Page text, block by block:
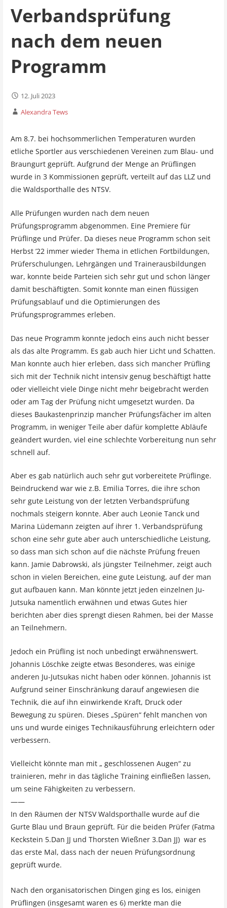
Verbandsprüfung
nach dem neuen
Programm
12. Juli 2023
Alexandra Tews
Am 8.7. bei hochsommerlichen Temperaturen wurden
etliche Sportler aus verschiedenen Vereinen zum Blau- und
Braungurt geprüft. Aufgrund der Menge an Prüflingen
wurde in 3 Kommissionen geprüft, verteilt auf das LLZ und
die Waldsporthalle des NTSV.
Alle Prüfungen wurden nach dem neuen
Prüfungsprogramm abgenommen. Eine Premiere für
Prüflinge und Prüfer. Da dieses neue Programm schon seit
Herbst ’22 immer wieder Thema in etlichen Fortbildungen,
Prüferschulungen, Lehrgängen und Trainerausbildungen
war, konnte beide Parteien sich sehr gut und schon länger
damit beschäftigten. Somit konnte man einen flüssigen
Prüfungsablauf und die Optimierungen des
Prüfungsprogrammes erleben.
Das neue Programm konnte jedoch eins auch nicht besser
als das alte Programm. Es gab auch hier Licht und Schatten.
Man konnte auch hier erleben, dass sich mancher Prüfling
sich mit der Technik nicht intensiv genug beschäftigt hatte
oder vielleicht viele Dinge nicht mehr beigebracht werden
oder am Tag der Prüfung nicht umgesetzt wurden. Da
dieses Baukastenprinzip mancher Prüfungsfächer im alten
Programm, in weniger Teile aber dafür komplette Abläufe
geändert wurden, viel eine schlechte Vorbereitung nun sehr
schnell auf.
Aber es gab natürlich auch sehr gut vorbereitete Prüflinge.
Beindruckend war wie z.B. Emilia Torres, die ihre schon
sehr gute Leistung von der letzten Verbandsprüfung
nochmals steigern konnte. Aber auch Leonie Tanck und
Marina Lüdemann zeigten auf ihrer 1. Verbandsprüfung
schon eine sehr gute aber auch unterschiedliche Leistung,
so dass man sich schon auf die nächste Prüfung freuen
kann. Jamie Dabrowski, als jüngster Teilnehmer, zeigt auch
schon in vielen Bereichen, eine gute Leistung, auf der man
gut aufbauen kann. Man könnte jetzt jeden einzelnen Ju-
Jutsuka namentlich erwähnen und etwas Gutes hier
berichten aber dies sprengt diesen Rahmen, bei der Masse
an Teilnehmern.
Jedoch ein Prüfling ist noch unbedingt erwähnenswert.
Johannis Löschke zeigte etwas Besonderes, was einige
anderen Ju-Jutsukas nicht haben oder können. Johannis ist
Aufgrund seiner Einschränkung darauf angewiesen die
Technik, die auf ihn einwirkende Kraft, Druck oder
Bewegung zu spüren. Dieses „Spüren“ fehlt manchen von
uns und wurde einiges Technikausführung erleichtern oder
verbessern.
Vielleicht könnte man mit „ geschlossenen Augen“ zu
trainieren, mehr in das tägliche Training einfließen lassen,
um seine Fähigkeiten zu verbessern.
——
In den Räumen der NTSV Waldsporthalle wurde auf die
Gurte Blau und Braun geprüft. Für die beiden Prüfer (Fatma
Keckstein 5.Dan JJ und Thorsten Wießner 3.Dan JJ) war es
das erste Mal, dass nach der neuen Prüfungsordnung
geprüft wurde.
Nach den organisatorischen Dingen ging es los, einigen
Prüflingen (insgesamt waren es 6) merkte man die